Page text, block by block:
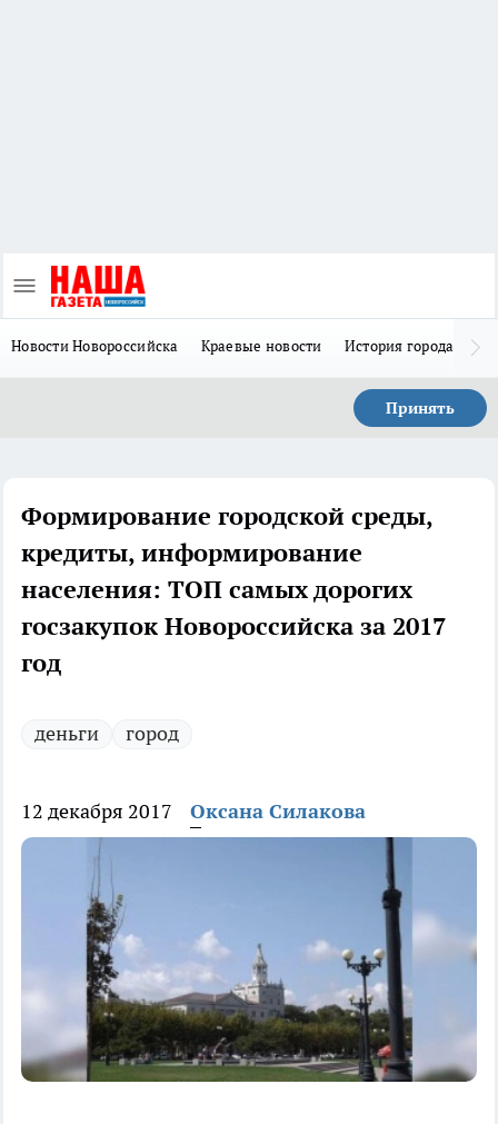
Новости Новороссийска Краевые новости История города Н
Принять
Формирование городской среды,
кредиты, информирование
населения: ТОП самых дорогих
госзакупок Новороссийска за 2017
год
деньги город
12 декабря 2017 Оксана Силакова